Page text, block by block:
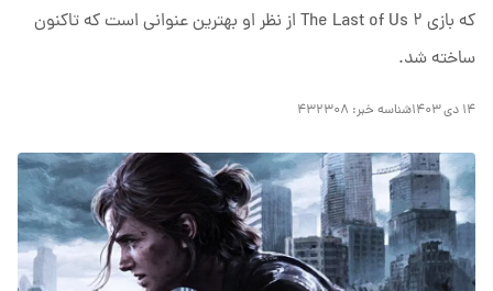
که بازی The Last of Us ۲ از نظر او بهترین عنوانی است که تاکنون
ساخته شد.
۱۴ دی ۱۴۰۳ شناسه خبر: ۴۳۲۳۰۸